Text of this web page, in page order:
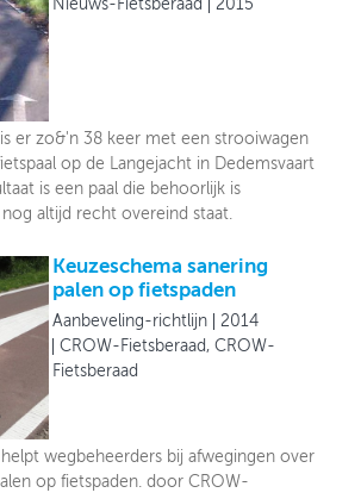
Nieuws-Fietsberaad 2015
er zo&'n 38 keer met een strooiwagen
op de Langejacht in Dedemsvaart
is een paal die behoorlijk is
nog altijd recht overeind staat.
Keuzeschema sanering
palen op fietspaden
Aanbeveling-richtlijn
2014
CROW-Fietsberaad, CROW-
Fietsberaad
wegbeheerders bij afwegingen over
op fietspaden. door CROW-